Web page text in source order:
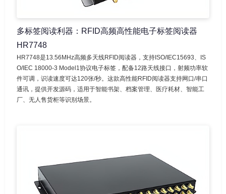
多标签阅读利器：RFID高频高性能电子标签阅读器
HR7748
HR7748是13.56MHz高频多天线RFID阅读器，支持ISO/IEC15693、IS
O/IEC 18000-3 Model1协议电子标签，配备12路天线接口，射频功率软
件可调，识读速度可达120张/秒。这款高性能RFID阅读器支持网口/串口
通讯，提供开发源码，适用于智能书架、档案管理、医疗耗材、智能工
厂、无人售货柜等识别场景。